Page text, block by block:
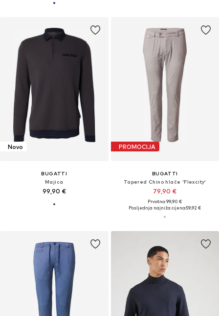
Novo
BUGATTI
Majica
99,90 €
PROMOCIJA
BUGATTI
Tapered Chino hlače 'Flexcity'
79,90 €
Prvotno: 99,90 €
Posljednja najniža cijena:59,92 €